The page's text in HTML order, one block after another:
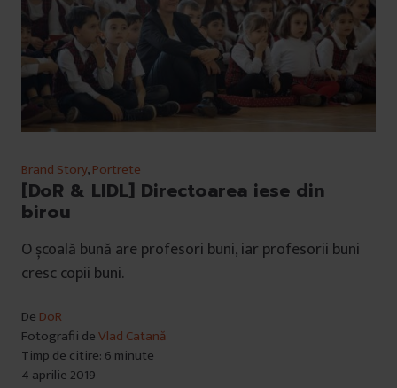
Brand Story,Portrete
[DoR & LIDL] Directoarea iese din
birou
O școală bună are profesori buni, iar profesorii buni
cresc copii buni.
De DoR
Fotografii deVlad Catană
Timp de citire: 6 minute
4 aprilie 2019